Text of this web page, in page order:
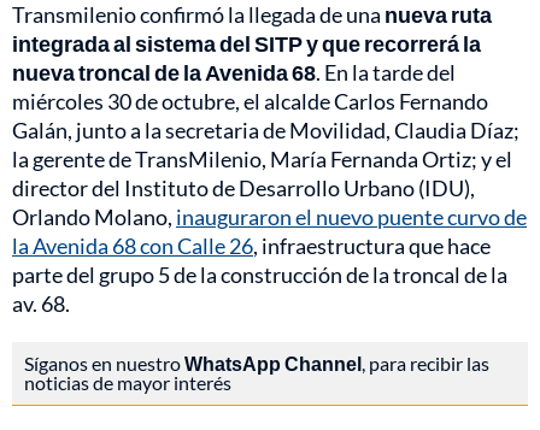
Transmilenio confirmó la llegada de una nueva ruta
integrada al sistema del SITP y que recorrerá la
nueva troncal de la Avenida 68. En la tarde del
miércoles 30 de octubre, el alcalde Carlos Fernando
Galán, junto a la secretaria de Movilidad, Claudia Díaz;
la gerente de TransMilenio, María Fernanda Ortiz; y el
director del Instituto de Desarrollo Urbano (IDU),
Orlando Molano, inauguraron el nuevo puente curvo de
la Avenida 68 con Calle 26, infraestructura que hace
parte del grupo 5 de la construcción de la troncal de la
av. 68.
Síganos en nuestroWhatsApp Channel, para recibir las
noticias de mayor interés